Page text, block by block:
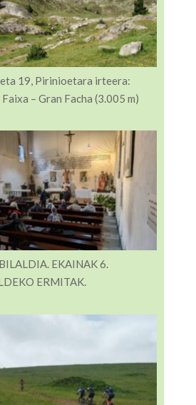
19, Pirinioetara irteera:
– Gran Facha (3.005 m)
EKAINAK 6.
ERMITAK.